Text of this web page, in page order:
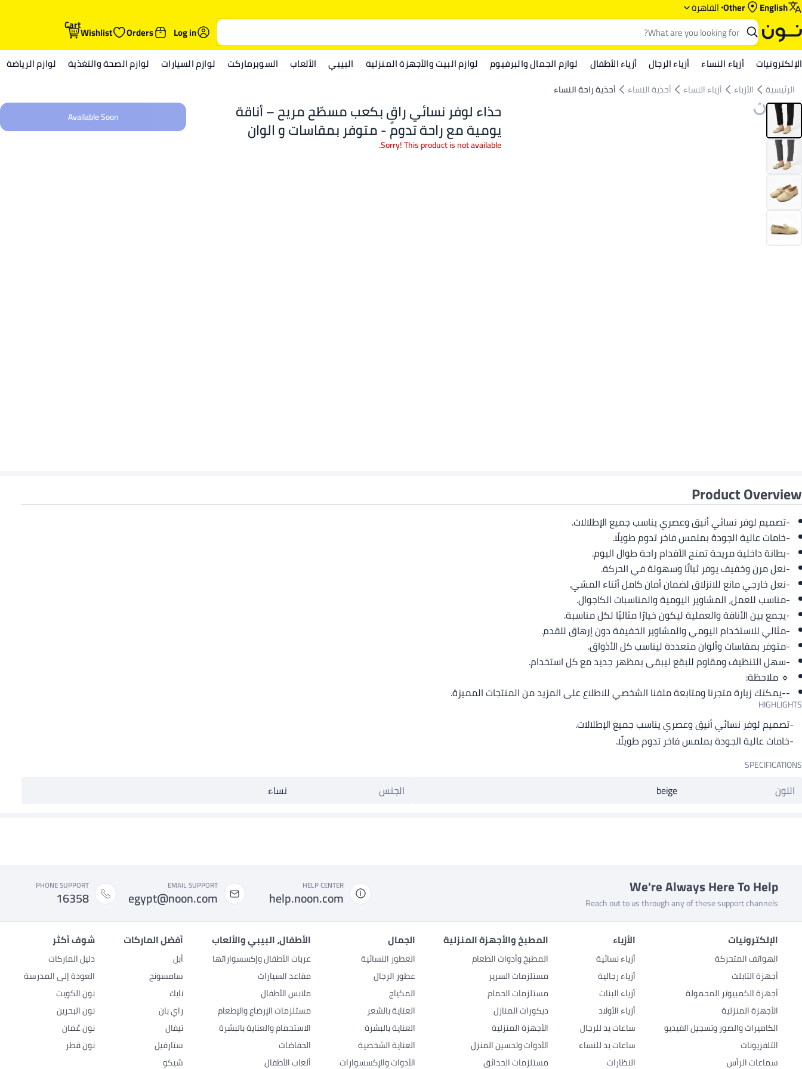
English
Other القاهرة
Log in
Orders
Wishlist
Cart
الإلكترونيات أزياء النساء أزياء الرجال أزياء الأطفال لوازم الجمال والبرفيوم لوازم البيت والأجهزة المنزلية البيبي الألعاب السوبرماركت لوازم السيارات لوازم الصحة والتغذية لوازم الرياضة
الرئيسية الأزياء أزياء النساء أحذية النساء أحذية راحة النساء
حذاء لوفر نسائي راقٍ بكعب مسطّح مريح – أناقة
يومية مع راحة تدوم - متوفر بمقاسات و الوان
مختلفه
Sorry! This product is not available.
Available Soon
Product Overview
-تصميم لوفر نسائي أنيق وعصري يناسب جميع الإطلالات.
-خامات عالية الجودة بملمس فاخر تدوم طويلًا.
-بطانة داخلية مريحة تمنح الأقدام راحة طوال اليوم.
-نعل مرن وخفيف يوفر ثباتًا وسهولة في الحركة.
-نعل خارجي مانع للانزلاق لضمان أمان كامل أثناء المشي.
-مناسب للعمل، المشاوير اليومية والمناسبات الكاجوال.
-يجمع بين الأناقة والعملية ليكون خيارًا مثاليًا لكل مناسبة.
-مثالي للاستخدام اليومي والمشاوير الخفيفة دون إرهاق للقدم.
-متوفر بمقاسات وألوان متعددة ليناسب كل الأذواق.
-سهل التنظيف ومقاوم للبقع ليبقى بمظهر جديد مع كل استخدام.
🔹 ملاحظة:
--يمكنك زيارة متجرنا ومتابعة ملفنا الشخصي للاطلاع على المزيد من المنتجات المميزة.
HIGHLIGHTS
-تصميم لوفر نسائي أنيق وعصري يناسب جميع الإطلالات.
-خامات عالية الجودة بملمس فاخر تدوم طويلًا.
SPECIFICATIONS
اللون beige الجنس نساء
We're Always Here To Help
Reach out to us through any of these support channels
HELP CENTER
help.noon.com
EMAIL SUPPORT
egypt@noon.com
PHONE SUPPORT
16358
الإلكترونيات
الهواتف المتحركة
أجهزة التابلت
أجهزة الكمبيوتر المحمولة
الأجهزة المنزلية
الكاميرات والصور وتسجيل الفيديو
التلفزيونات
سماعات الرأس
الأزياء
أزياء نسائية
أزياء رجالية
أزياء البنات
أزياء الأولاد
ساعات يد للرجال
ساعات يد للنساء
النظارات
المطبخ والأجهزة المنزلية
المطبخ وأدوات الطعام
مستلزمات السرير
مستلزمات الحمام
ديكورات المنازل
الأجهزة المنزلية
الأدوات وتحسين المنزل
مستلزمات الحدائق
الجمال
العطور النسائية
عطور الرجال
المكياج
العناية بالشعر
العناية بالبشرة
العناية الشخصية
الأدوات والإكسسوارات
الأطفال، البيبي والألعاب
عربات الأطفال وإكسسواراتها
مقاعد السيارات
ملابس الأطفال
مستلزمات الإرضاع والإطعام
الاستحمام والعناية بالبشرة
الحفاضات
ألعاب الأطفال
أفضل الماركات
أبل
سامسونج
نايك
راي بان
تيفال
ستارفيل
شيكو
شوف أكثر
دليل الماركات
العودة إلى المدرسة
نون الكويت
نون البحرين
نون عُمان
نون قطر